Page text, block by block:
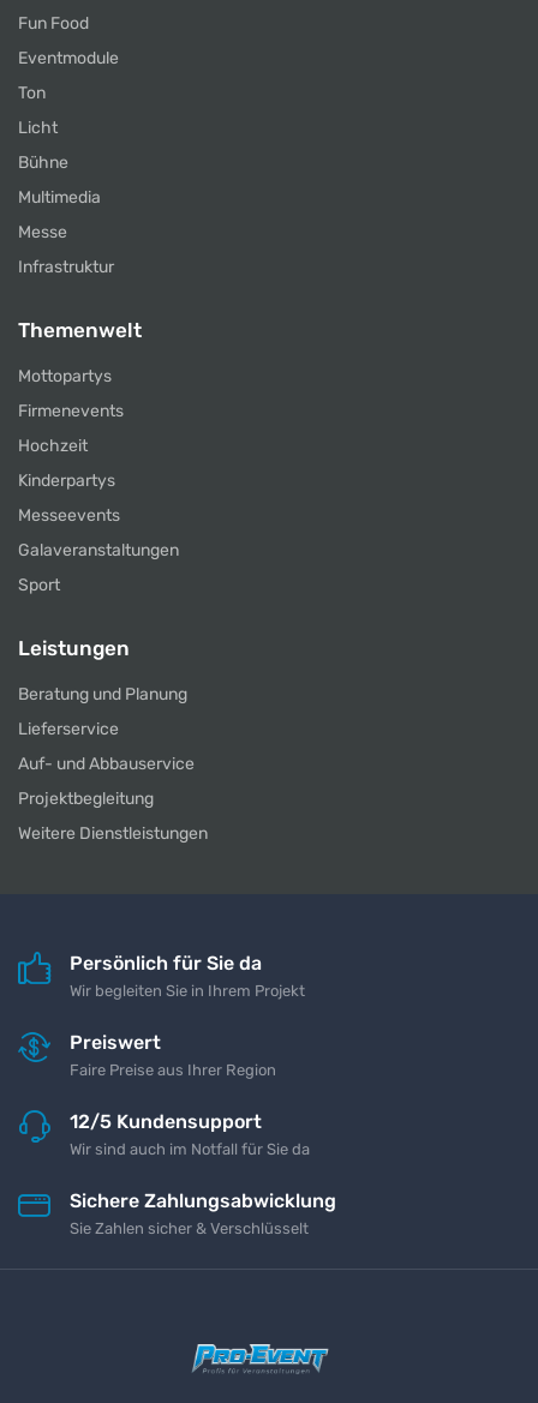
Fun Food
Eventmodule
Ton
Licht
Bühne
Multimedia
Messe
Infrastruktur
Themenwelt
Mottopartys
Firmenevents
Hochzeit
Kinderpartys
Messeevents
Galaveranstaltungen
Sport
Leistungen
Beratung und Planung
Lieferservice
Auf- und Abbauservice
Projektbegleitung
Weitere Dienstleistungen
Persönlich für Sie da
Wir begleiten Sie in Ihrem Projekt
Preiswert
Faire Preise aus Ihrer Region
12/5 Kundensupport
Wir sind auch im Notfall für Sie da
Sichere Zahlungsabwicklung
Sie Zahlen sicher & Verschlüsselt